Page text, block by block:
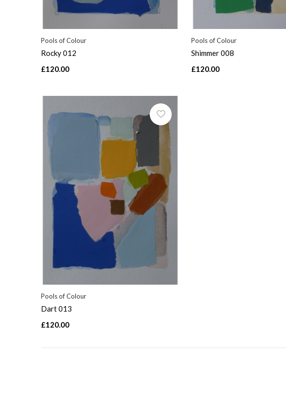
Pools of Colour
Rocky 012
£120.00
Pools of Colour
Shimmer 008
£120.00
Pools of Colour
Dart 013
£120.00